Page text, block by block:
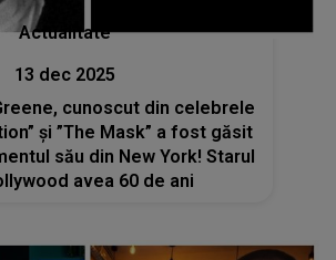
Actualitate
13 dec 2025
cunoscut din celebrele
și ”The Mask” a fost găsit
său din New York! Starul
avea 60 de ani